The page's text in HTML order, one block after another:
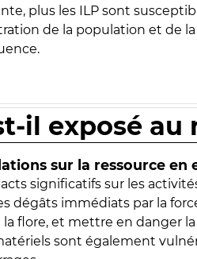
plus les ILP sont
de la population et de
il exposé au
sur la ressource en
significatifs sur les
dégâts immédiats par la
flore, et mettre en danger
sont également